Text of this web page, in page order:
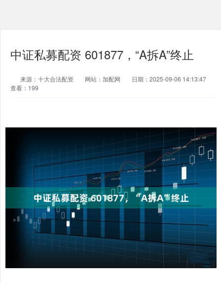
中证私募配资 601877，“A拆A”终止
来源：十大合法配资 网站：加配网
日期：2025-09-06 14:13:47
查看：199